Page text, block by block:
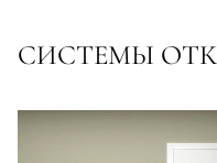
СИСТЕМЫ